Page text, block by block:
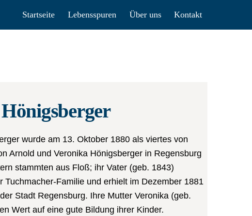
Startseite Lebensspuren Über uns Kontakt
wurde am 13. Oktober 1880 als viertes von
Arnold und Veronika Hönigsberger in Regensburg
stammten aus Floß; ihr Vater (geb. 1843)
Tuchmacher-Familie und erhielt im Dezember 1881
Stadt Regensburg. Ihre Mutter Veronika (geb.
Wert auf eine gute Bildung ihrer Kinder.